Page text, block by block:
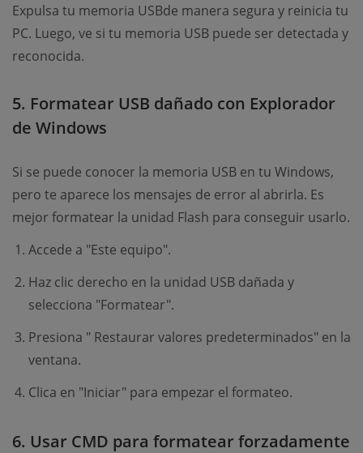
Expulsa tu memoria USBde manera segura y reinicia tu
PC. Luego, ve si tu memoria USB puede ser detectada y
reconocida.
5. Formatear USB dañado con Explorador
de Windows
Si se puede conocer la memoria USB en tu Windows,
pero te aparece los mensajes de error al abrirla. Es
mejor formatear la unidad Flash para conseguir usarlo.
Accede a "Este equipo".
Haz clic derecho en la unidad USB dañada y
selecciona "Formatear".
Presiona " Restaurar valores predeterminados" en la
ventana.
Clica en "Iniciar" para empezar el formateo.
6. Usar CMD para formatear forzadamente